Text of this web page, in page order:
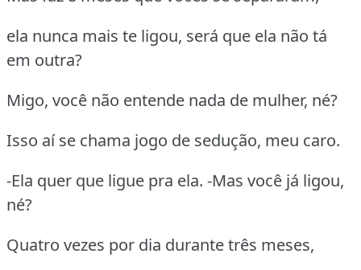
ela nunca mais te ligou, será que ela não tá
em outra?
Migo, você não entende nada de mulher, né?
Isso aí se chama jogo de sedução, meu caro.
-Ela quer que ligue pra ela. -Mas você já ligou,
né?
Quatro vezes por dia durante três meses,